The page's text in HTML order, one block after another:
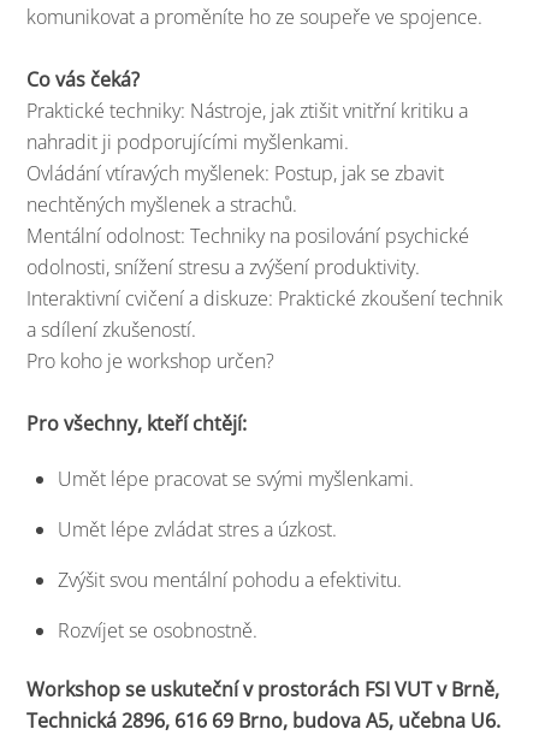
komunikovat a proměníte ho ze soupeře ve spojence.
Co vás čeká?
Praktické techniky: Nástroje, jak ztišit vnitřní kritiku a
nahradit ji podporujícími myšlenkami.
Ovládání vtíravých myšlenek: Postup, jak se zbavit
nechtěných myšlenek a strachů.
Mentální odolnost: Techniky na posilování psychické
odolnosti, snížení stresu a zvýšení produktivity.
Interaktivní cvičení a diskuze: Praktické zkoušení technik
a sdílení zkušeností.
Pro koho je workshop určen?
Pro všechny, kteří chtějí:
Umět lépe pracovat se svými myšlenkami.
Umět lépe zvládat stres a úzkost.
Zvýšit svou mentální pohodu a efektivitu.
Rozvíjet se osobnostně.
Workshop se uskuteční v prostorách FSI VUT v Brně,
Technická 2896, 616 69 Brno, budova A5, učebna U6.